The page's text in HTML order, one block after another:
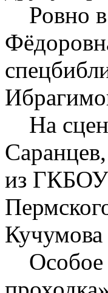
Ровно
На
из ГКБОУ
Кучумова
Особое